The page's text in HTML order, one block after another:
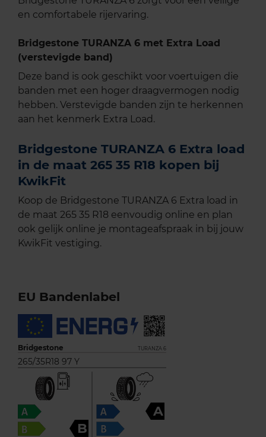
en comfortabele rijervaring.
Bridgestone TURANZA 6 met Extra Load
(verstevigde band)
Deze band is ook geschikt voor voertuigen die
banden met een hoger draagvermogen nodig
hebben. Verstevigde banden zijn te herkennen
aan het kenmerk Extra Load.
Bridgestone TURANZA 6 Extra load
in de maat 265 35 R18 kopen bij
KwikFit
Koop de Bridgestone TURANZA 6 Extra load in
de maat 265 35 R18 eenvoudig online en plan
ook gelijk online je montageafspraak in bij jouw
KwikFit vestiging.
EU Bandenlabel
Bridgestone TURANZA 6
265/35R18 97 Y
B
A